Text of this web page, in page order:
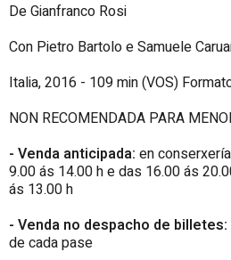
De Gianfranco Rosi
Con Pietro Bartolo e Samuele
Italia, 2016 - 109 min (VOS)
NON RECOMENDADA PARA
- Venda anticipada: en
9.00 ás 14.00 h e das 16.00 ás
ás 13.00 h
- Venda no despacho de billetes:
de cada pase